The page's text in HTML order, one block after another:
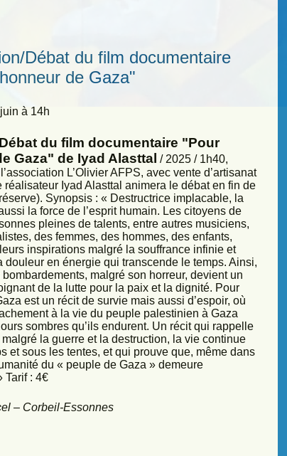
Débat du film documentaire
de Gaza"
à 14h
du film documentaire "Pour
Gaza" de Iyad Alasttal / 2025 / 1h40,
L’Olivier AFPS, avec vente d’artisanat
réalisateur Iyad Alasttal animera le débat en fin de
Synopsis : « Destructrice implacable, la
la force de l’esprit humain. Les citoyens de
pleines de talents, entre autres musiciens,
des femmes, des hommes, des enfants,
inspirations malgré la souffrance infinie et
douleur en énergie qui transcende le temps. Ainsi,
bombardements, malgré son horreur, devient un
de la lutte pour la paix et la dignité. Pour
est un récit de survie mais aussi d’espoir, où
à la vie du peuple palestinien à Gaza
sombres qu’ils endurent. Un récit qui rappelle
la guerre et la destruction, la vie continue
et sous les tentes, et qui prouve que, même dans
du « peuple de Gaza » demeure
Tarif : 4€
– Corbeil-Essonnes